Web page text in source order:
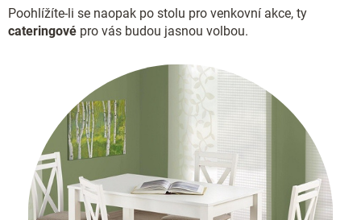
Poohlížíte-li se naopak po stolu pro venkovní akce, ty
cateringové pro vás budou jasnou volbou.